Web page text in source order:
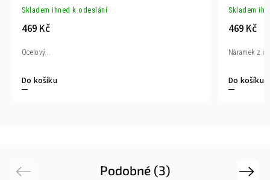
Skladem ihned k odeslání
469 Kč
Do košíku
Ocelový...
Skladem
469 Kč
Do košíku
Náramek z
Podobné (3)
Previous Next